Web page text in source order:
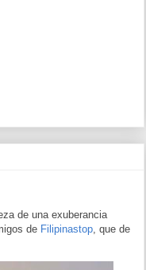
de una exuberancia
de Filipinastop , que de